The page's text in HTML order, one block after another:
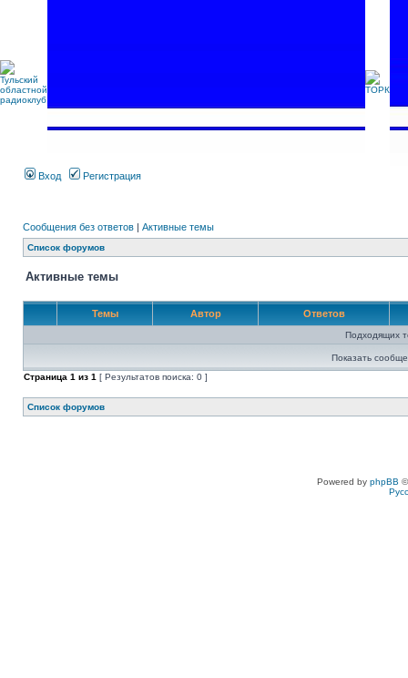
Вход Регистрация
Сообщения без ответов | Активные темы
Список форумов
Активные темы
Темы Автор Ответов
Подходящих
Показать
Страница 1 из 1 [ Результатов поиска: 0 ]
Список форумов
Powered by phpBB